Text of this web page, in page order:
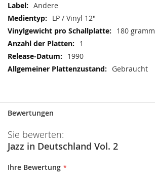
Andere
LP / Vinyl 12"
180 gramm
1
1990
Gebraucht
Bewertungen
Sie bewerten:
Jazz in Deutschland Vol. 2
Ihre Bewertung